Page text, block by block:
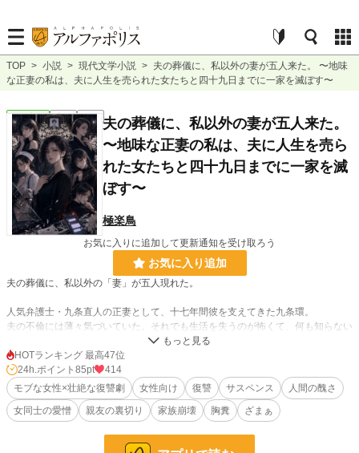
TOP > 小説 > 現代文学小説 > 夫の葬儀に、私以外の妻が五人来た。 〜地味
な正妻の私は、夫に人生を売られた女たちと四十九日までに一家を滅ぼす〜
現代文学 完結 長編
夫の葬儀に、私以外の妻が五人来た。
〜地味な正妻の私は、夫に人生を売ら
れた女たちと四十九日までに一家を滅
ぼす〜
極楽鳥
お気に入りに追加して更新通知を受け取ろう
お気に入り追加
夫の葬儀に、私以外の「妻」が五人現れた。
人気弁護士・九条直人の正妻として、十七年間彼を支えてきた九条環。
夫の不倫には薄々気づいていた。それでも生活を失うのが怖くて、何も知らない
ところが葬儀の最中、見知らぬ若い女が立ち上がる。
「その人の妻は、私です」
HOTランキング 最高47位
24h.ポイント 85pt
414
モブな女性×壮絶な復讐劇
女性向け 復讐 サスペンス
人間の醜さ
女同士の愛憎
親友の裏切り 家族崩壊 胸糞 ざまぁ